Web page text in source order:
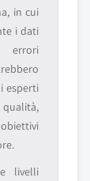
in cui
i dati
errori
esperti
livelli